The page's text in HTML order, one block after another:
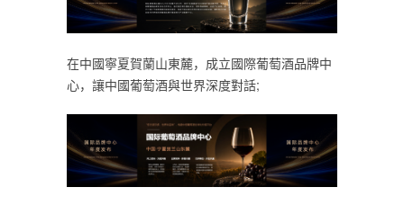
在中國寧夏賀蘭山東麓，成立國際葡萄酒品牌中
心，讓中國葡萄酒與世界深度對話;